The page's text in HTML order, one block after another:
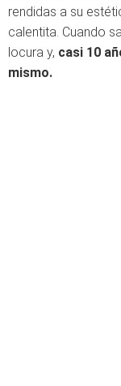
rendidas a su
calentita. Cuando
locura y, casi 10
mismo.